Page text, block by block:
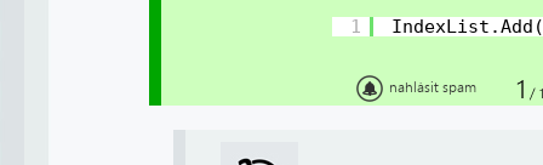
1
nahlásit spam 1 / 1